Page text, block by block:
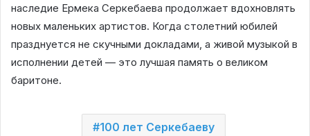
наследие Ермека Серкебаева продолжает вдохновлять
новых маленьких артистов. Когда столетний юбилей
празднуется не скучными докладами, а живой музыкой в
исполнении детей — это лучшая память о великом
баритоне.
100 лет Серкебаеву